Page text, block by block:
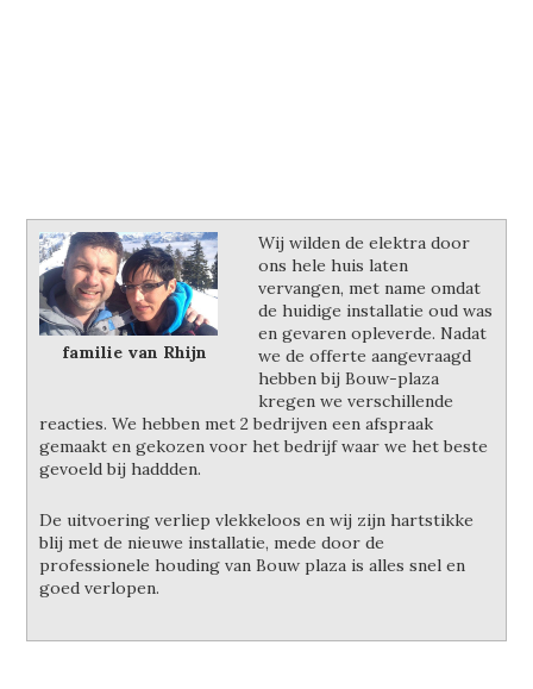
familie van Rhijn
Wij wilden de elektra door
ons hele huis laten
vervangen, met name omdat
de huidige installatie oud was
en gevaren opleverde. Nadat
we de offerte aangevraagd
hebben bij Bouw-plaza
kregen we verschillende
reacties. We hebben met 2 bedrijven een afspraak
gemaakt en gekozen voor het bedrijf waar we het beste
gevoeld bij haddden.
De uitvoering verliep vlekkeloos en wij zijn hartstikke
blij met de nieuwe installatie, mede door de
professionele houding van Bouw plaza is alles snel en
goed verlopen.